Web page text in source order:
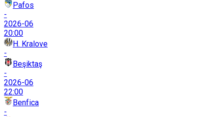
Pafos
-
2026-06
20:00
H. Kralove
-
Beşiktaş
-
2026-06
22:00
Benfica
-